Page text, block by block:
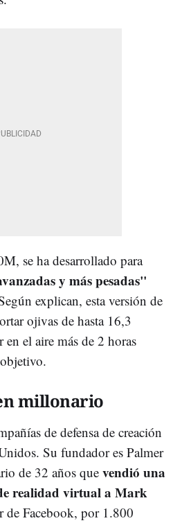
se ha desarrollado para
y más pesadas"
explican, esta versión de
ojivas de hasta 16,3
el aire más de 2 horas
millonario
de defensa de creación
Su fundador es Palmer
de 32 años que vendió una
realidad virtual a Mark
de Facebook, por 1.800